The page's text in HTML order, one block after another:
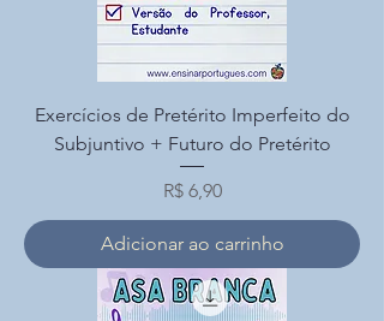
Exercícios de Pretérito Imperfeito do
Subjuntivo + Futuro do Pretérito
Preço
R$ 6,90
Adicionar ao carrinho